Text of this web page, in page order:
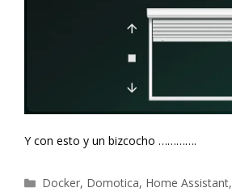
Y con esto y un bizcocho ………….
Categorías
Docker, Domotica, Home Assistant,